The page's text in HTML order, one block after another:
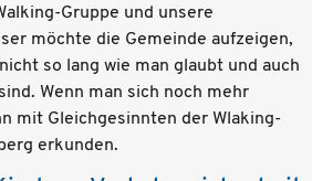
Gruppe und unsere
möchte die Gemeinde aufzeigen,
so lang wie man glaubt und auch
Wenn man sich noch mehr
mit Gleichgesinnten der Wlaking-
erkunden.